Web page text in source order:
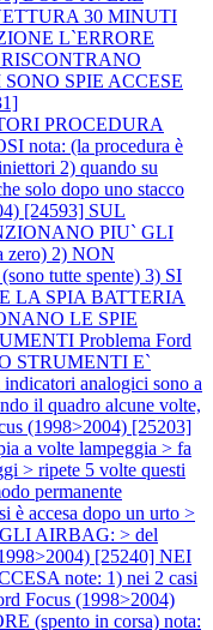
30 MINUTI
L`ERRORE
SPIE ACCESE
PROCEDURA
nota: (la procedura è
2) quando su
solo dopo uno stacco
[24593] SUL
PIU` GLI
2) NON
tutte spente) 3) SI
LA SPIA BATTERIA
LE SPIE
Problema Ford
STRUMENTI E`
analogici sono a
il quadro alcune volte,
(1998>2004) [25203]
a volte lampeggia > fa
> ripete 5 volte questi
permanente
è accesa dopo un urto >
AIRBAG: > del
[25240] NEI
note: 1) nei 2 casi
Focus (1998>2004)
(spento in corsa) nota: